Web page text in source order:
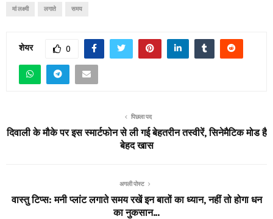
मां लक्ष्मी लगाते समय
शेयर 0
पिछला पद
दिवाली के मौके पर इस स्मार्टफोन से ली गई बेहतरीन तस्वीरें, सिनेमैटिक मोड है
बेहद खास
अगली पोस्ट
वास्तु टिप्स: मनी प्लांट लगाते समय रखें इन बातों का ध्यान, नहीं तो होगा धन
का नुकसान…